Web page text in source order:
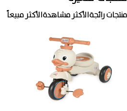
منتجات رائجةالأكثر مشاهدةالأكثر مبيعاً